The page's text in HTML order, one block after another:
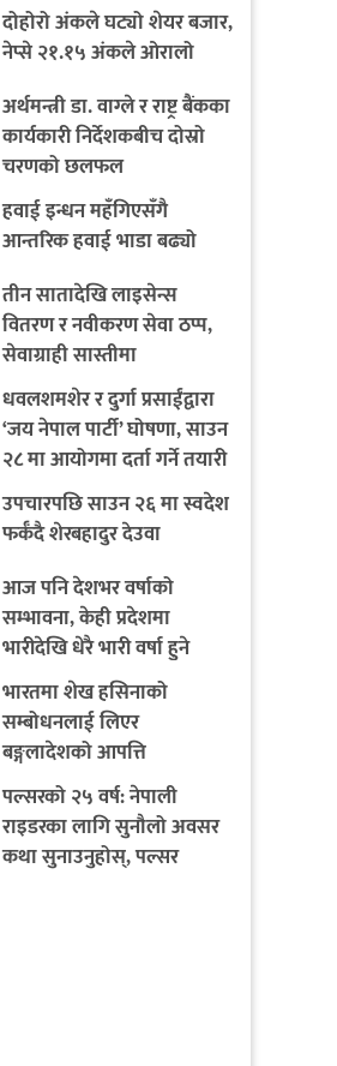
दोहोरो अंकले घट्यो शेयर बजार,
नेप्से २१.१५ अंकले ओरालो
अर्थमन्त्री डा. वाग्ले र राष्ट्र बैंकका
कार्यकारी निर्देशकबीच दोस्रो
चरणको छलफल
हवाई इन्धन महँगिएसँगै
आन्तरिक हवाई भाडा बढ्यो
तीन सातादेखि लाइसेन्स
वितरण र नवीकरण सेवा ठप्प,
सेवाग्राही सास्तीमा
धवलशमशेर र दुर्गा प्रसाईंद्वारा
‘जय नेपाल पार्टी’ घोषणा, साउन
२८ मा आयोगमा दर्ता गर्ने तयारी
उपचारपछि साउन २६ मा स्वदेश
फर्कँदै शेरबहादुर देउवा
आज पनि देशभर वर्षाको
सम्भावना, केही प्रदेशमा
भारीदेखि धेरै भारी वर्षा हुने
चेतावनी
भारतमा शेख हसिनाको
सम्बोधनलाई लिएर
बङ्गलादेशको आपत्ति
पल्सरको २५ वर्ष: नेपाली
राइडरका लागि सुनौलो अवसर
कथा सुनाउनुहोस्, पल्सर